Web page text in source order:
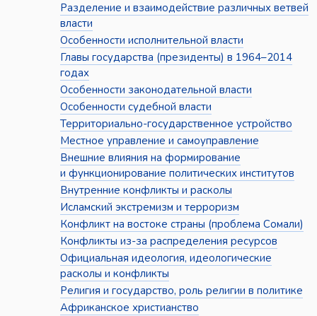
Разделение и взаимодействие различных ветвей
власти
Особенности исполнительной власти
Главы государства (президенты) в 1964–2014
годах
Особенности законодательной власти
Особенности судебной власти
Территориально-государственное устройство
Местное управление и самоуправление
Внешние влияния на формирование
и функционирование политических институтов
Внутренние конфликты и расколы
Исламский экстремизм и терроризм
Конфликт на востоке страны (проблема Сомали)
Конфликты из-за распределения ресурсов
Официальная идеология, идеологические
расколы и конфликты
Религия и государство, роль религии в политике
Африканское христианство